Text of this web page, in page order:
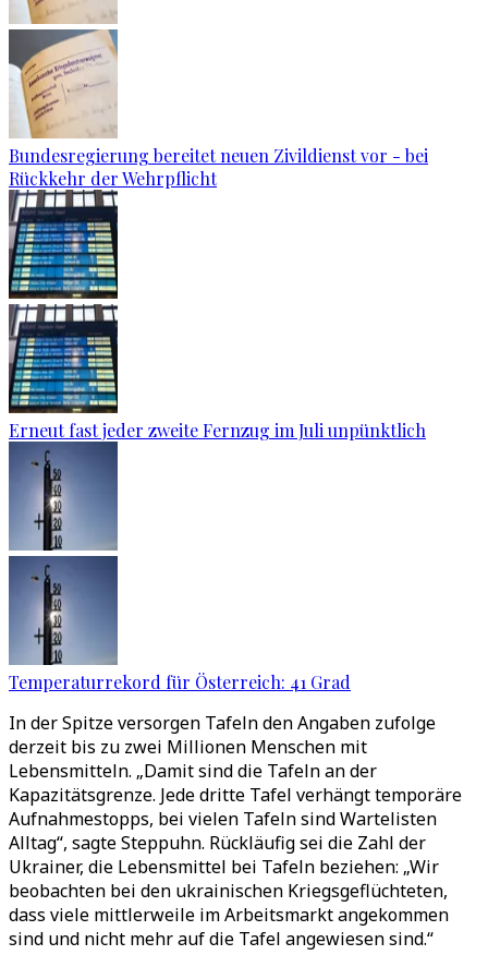
Bundesregierung bereitet neuen Zivildienst vor - bei
Rückkehr der Wehrpflicht
Erneut fast jeder zweite Fernzug im Juli unpünktlich
Temperaturrekord für Österreich: 41 Grad
In der Spitze versorgen Tafeln den Angaben zufolge
derzeit bis zu zwei Millionen Menschen mit
Lebensmitteln. „Damit sind die Tafeln an der
Kapazitätsgrenze. Jede dritte Tafel verhängt temporäre
Aufnahmestopps, bei vielen Tafeln sind Wartelisten
Alltag“, sagte Steppuhn. Rückläufig sei die Zahl der
Ukrainer, die Lebensmittel bei Tafeln beziehen: „Wir
beobachten bei den ukrainischen Kriegsgeflüchteten,
dass viele mittlerweile im Arbeitsmarkt angekommen
sind und nicht mehr auf die Tafel angewiesen sind.“